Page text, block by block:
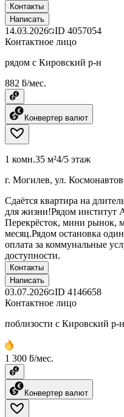
Контакты
Написать
14.03.2026 ID 4057054
Контактное лицо
рядом с Кировский р-н
882 ƃ/мес.
Конвертер валют
1 комн.35 м²4/5 этаж
г. Могилев, ул.
Сдаётся квартира на
для жизни!Рядом институт
Перекрёсток, мини рынок,
месяц.Рядом остановка
оплата за коммунальные
доступности.
Контакты
Написать
03.07.2026 ID 4146658
Контактное лицо
поблизости с Кировский р-н
1 300 ƃ/мес.
Конвертер валют